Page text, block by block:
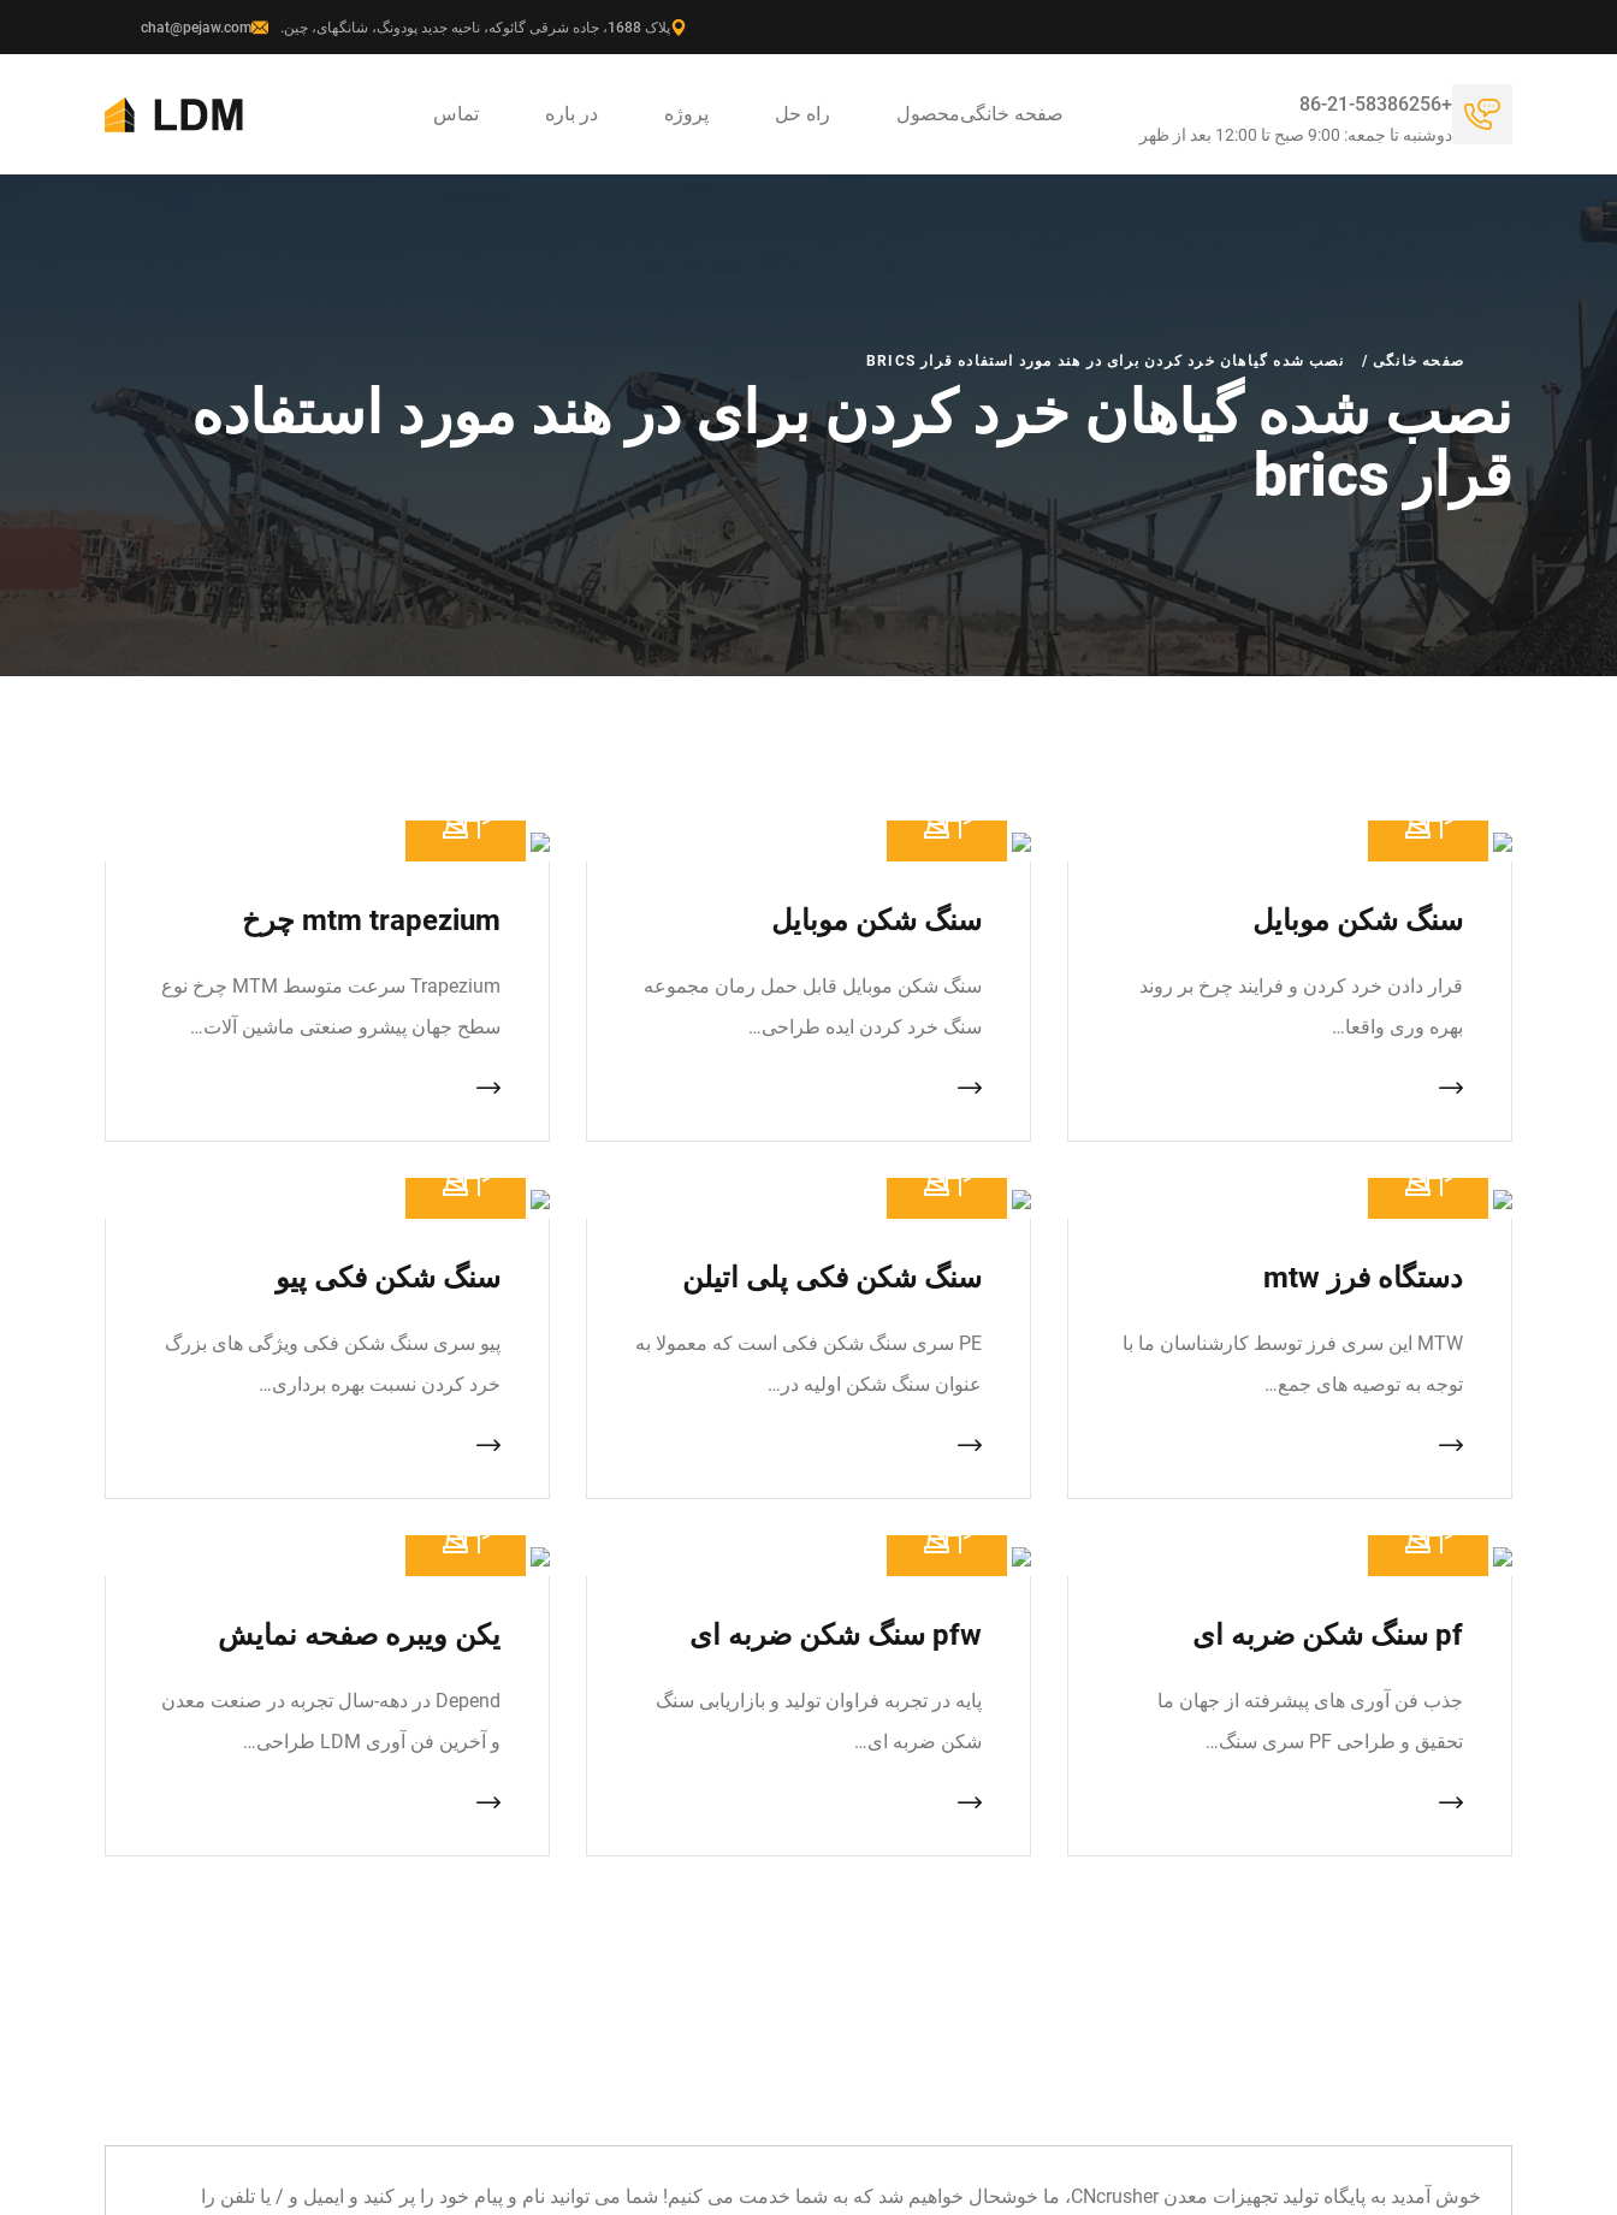
پلاک 1688، جاده شرقی گائوکه، ناحیه جدید پودونگ، شانگهای، چین. chat@pejaw.com
صفحه خانگیمحصول راه حل پروژه در باره تماس +86-21-58386256
دوشنبه تا جمعه: 9:00 صبح تا 12:00 بعد از ظهر
صفحه خانگی / نصب شده گیاهان خرد کردن برای در هند مورد استفاده قرار BRICS
نصب شده گیاهان خرد کردن برای در هند مورد استفاده
قرار brics
سنگ شکن موبایل
قرار دادن خرد کردن و فرایند چرخ بر روند
بهره وری واقعا…
سنگ شکن موبایل
سنگ شکن موبایل قابل حمل رمان مجموعه
سنگ خرد کردن ایده طراحی…
mtm trapezium چرخ
Trapezium سرعت متوسط MTM چرخ نوع
سطح جهان پیشرو صنعتی ماشین آلات…
دستگاه فرز mtw
MTW این سری فرز توسط کارشناسان ما با
توجه به توصیه های جمع…
سنگ شکن فکی پلی اتیلن
PE سری سنگ شکن فکی است که معمولا به
عنوان سنگ شکن اولیه در…
سنگ شکن فکی پیو
پیو سری سنگ شکن فکی ویژگی های بزرگ
خرد کردن نسبت بهره برداری…
pf سنگ شکن ضربه ای
جذب فن آوری های پیشرفته از جهان ما
تحقیق و طراحی PF سری سنگ…
pfw سنگ شکن ضربه ای
پایه در تجربه فراوان تولید و بازاریابی سنگ
شکن ضربه ای…
یکن ویبره صفحه نمایش
Depend در دهه-سال تجربه در صنعت معدن
و آخرین فن آوری LDM طراحی…
خوش آمدید به پایگاه تولید تجهیزات معدن CNcrusher، ما خوشحال خواهیم شد که به شما خدمت می کنیم! شما می توانید نام و پیام خود را پر کنید و ایمیل و / یا تلفن را